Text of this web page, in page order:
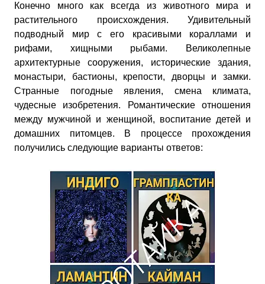
Конечно много как всегда из животного мира и
растительного происхождения. Удивительный
подводный мир с его красивыми кораллами и
рифами, хищными рыбами. Великолепные
архитектурные сооружения, исторические здания,
монастыри, бастионы, крепости, дворцы и замки.
Странные погодные явления, смена климата,
чудесные изобретения. Романтические отношения
между мужчиной и женщиной, воспитание детей и
домашних питомцев. В процессе прохождения
получились следующие варианты ответов: